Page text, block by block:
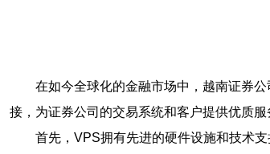
在如今全球化的金融市场中，越南证券
接，为证券公司的交易系统和客户提供优质
首先，VPS拥有先进的硬件设施和技术